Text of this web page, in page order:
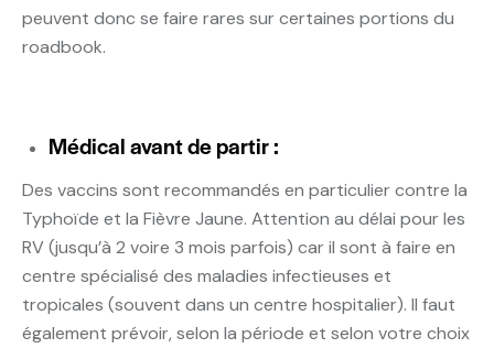
peuvent donc se faire rares sur certaines portions du
roadbook.
Médical avant de partir :
Des vaccins sont recommandés en particulier contre la
Typhoïde et la Fièvre Jaune. Attention au délai pour les
RV (jusqu’à 2 voire 3 mois parfois) car il sont à faire en
centre spécialisé des maladies infectieuses et
tropicales (souvent dans un centre hospitalier). Il faut
également prévoir, selon la période et selon votre choix